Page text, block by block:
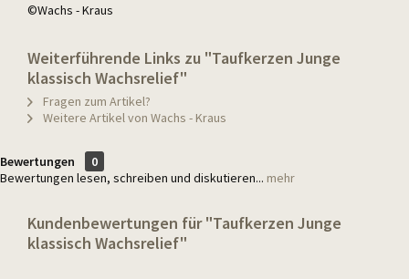
©Wachs - Kraus
Weiterführende Links zu "Taufkerzen Junge
klassisch Wachsrelief"
Fragen zum Artikel?
Weitere Artikel von Wachs - Kraus
Bewertungen
0
Bewertungen lesen, schreiben und diskutieren... mehr
Kundenbewertungen für "Taufkerzen Junge
klassisch Wachsrelief"